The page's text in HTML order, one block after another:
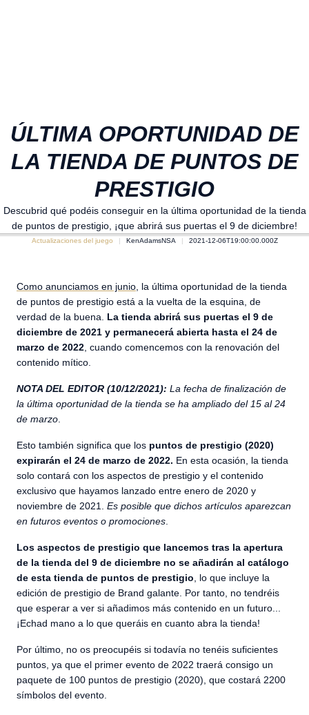
ÚLTIMA OPORTUNIDAD DE
LA TIENDA DE PUNTOS DE
PRESTIGIO
Descubrid qué podéis conseguir en la última oportunidad de la tienda
de puntos de prestigio, ¡que abrirá sus puertas el 9 de diciembre!
Actualizaciones del juego KenAdamsNSA 2021-12-06T19:00:00.000Z
Como anunciamos en junio , la última oportunidad de la tienda
de puntos de prestigio está a la vuelta de la esquina, de
verdad de la buena. La tienda abrirá sus puertas el 9 de
diciembre de 2021 y permanecerá abierta hasta el 24 de
marzo de 2022 , cuando comencemos con la renovación del
contenido mítico.
NOTA DEL EDITOR (10/12/2021): La fecha de finalización de
la última oportunidad de la tienda se ha ampliado del 15 al 24
de marzo
Esto también significa que los puntos de prestigio (2020)
expirarán el 24 de marzo de 2022. En esta ocasión, la tienda
solo contará con los aspectos de prestigio y el contenido
exclusivo que hayamos lanzado entre enero de 2020 y
noviembre de 2021. Es posible que dichos artículos aparezcan
en futuros eventos o promociones
Los aspectos de prestigio que lancemos tras la apertura
de la tienda del 9 de diciembre no se añadirán al catálogo
de esta tienda de puntos de prestigio , lo que incluye la
edición de prestigio de Brand galante. Por tanto, no tendréis
que esperar a ver si añadimos más contenido en un futuro...
¡Echad mano a lo que queráis en cuanto abra la tienda!
Por último, no os preocupéis si todavía no tenéis suficientes
puntos, ya que el primer evento de 2022 traerá consigo un
paquete de 100 puntos de prestigio (2020), que costará 2200
símbolos del evento.